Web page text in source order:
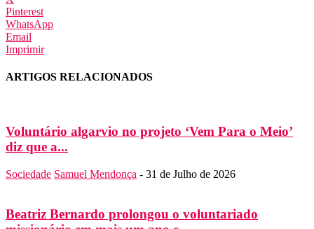
Pinterest
WhatsApp
Email
Imprimir
ARTIGOS RELACIONADOS
Voluntário algarvio no projeto ‘Vem Para o Meio’
diz que a...
Sociedade Samuel Mendonça - 31 de Julho de 2026
Beatriz Bernardo prolongou o voluntariado